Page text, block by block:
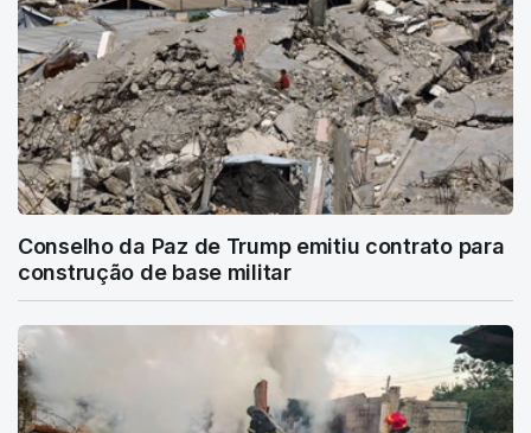
Conselho da Paz de Trump emitiu contrato para
construção de base militar